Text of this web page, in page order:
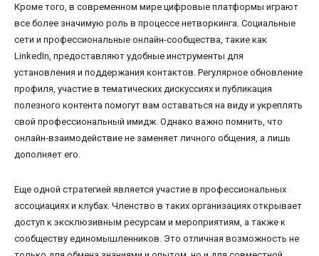
Кроме того, в современном мире цифровые платформы играют
все более значимую роль в процессе нетворкинга. Социальные
сети и профессиональные онлайн-сообщества, такие как
LinkedIn, предоставляют удобные инструменты для
установления и поддержания контактов. Регулярное обновление
профиля, участие в тематических дискуссиях и публикация
полезного контента помогут вам оставаться на виду и укреплять
свой профессиональный имидж. Однако важно помнить, что
онлайн-взаимодействие не заменяет личного общения, а лишь
дополняет его.
Еще одной стратегией является участие в профессиональных
ассоциациях и клубах. Членство в таких организациях открывает
доступ к эксклюзивным ресурсам и мероприятиям, а также к
сообществу единомышленников. Это отличная возможность не